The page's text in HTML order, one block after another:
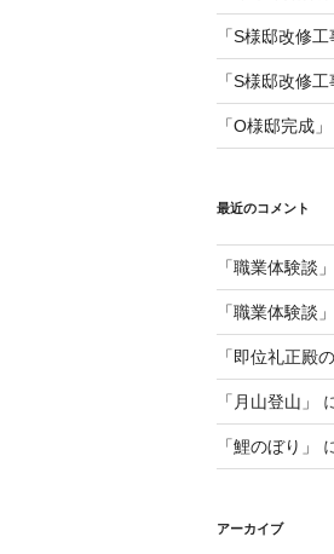
「S様邸改修工
「S様邸改修工
「O様邸完成」
最近のコメント
「職業体験談」
「職業体験談」
「即位礼正殿の
「月山登山」
「鯉のぼり」
アーカイブ